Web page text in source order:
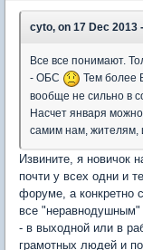
cyto, on 17 Dec 2013
Все все понимают.
- ОБС
Тем более
вообще не сильно в
Насчет января
самим нам, жителям,
Извините, я новичок
почти у всех одни и
форуме, а конкретно
все "неравнодушным"
- в выходной или в
грамотных людей и